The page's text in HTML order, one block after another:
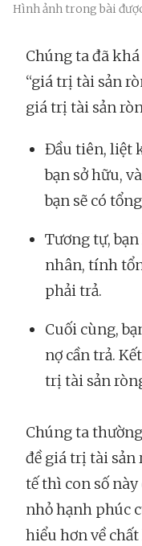
Hình ảnh trong bài
Chúng ta đã
“giá trị tài sản
giá trị tài sản
Đầu tiên, liệt
bạn sở hữu,
bạn sẽ có
Tương tự,
nhân, tính
phải trả.
Cuối cùng,
nợ cần trả.
trị tài sản
Chúng ta
đề giá trị tài sản
tế thì con số
nhỏ hạnh phúc
hiểu hơn về